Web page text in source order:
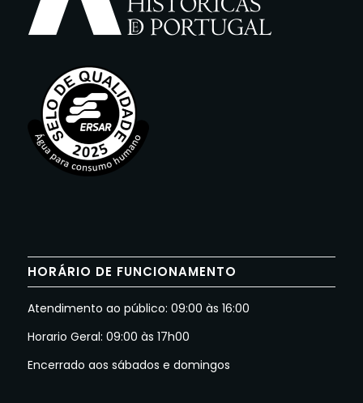
HORÁRIO DE FUNCIONAMENTO
Atendimento ao público: 09:00 às 16:00
Horario Geral: 09:00 às 17h00
Encerrado aos sábados e domingos